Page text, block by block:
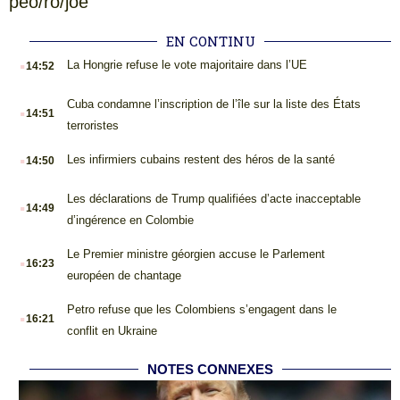
EN CONTINU
.14:52 La Hongrie refuse le vote majoritaire dans l’UE
.14:51
Cuba condamne l’inscription de l’île sur la liste des États
terroristes
.14:50 Les infirmiers cubains restent des héros de la santé
.14:49
Les déclarations de Trump qualifiées d’acte inacceptable
d’ingérence en Colombie
.16:23
Le Premier ministre géorgien accuse le Parlement
européen de chantage
.16:21
Petro refuse que les Colombiens s’engagent dans le
conflit en Ukraine
NOTES CONNEXES